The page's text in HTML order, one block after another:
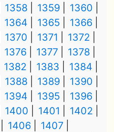
1358 1359
1360
1364 1365
1366
1370 1371
1372
1376 1377
1378
1382 1383
1384
1388 1389
1390
1394 1395
1396
1400 1401
1402
1406
1407